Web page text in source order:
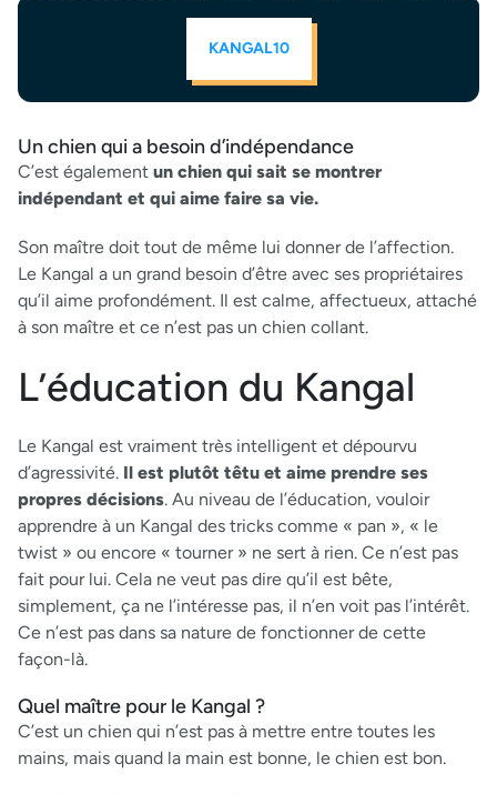
KANGAL10
Un chien qui a besoin d’indépendance
C’est également un chien qui sait se montrer
indépendant et qui aime faire sa vie.
Son maître doit tout de même lui donner de l’affection.
Le Kangal a un grand besoin d’être avec ses propriétaires
qu’il aime profondément. Il est calme, affectueux, attaché
à son maître et ce n’est pas un chien collant.
L’éducation du Kangal
Le Kangal est vraiment très intelligent et dépourvu
d’agressivité. Il est plutôt têtu et aime prendre ses
propres décisions. Au niveau de l’éducation, vouloir
apprendre à un Kangal des tricks comme « pan », « le
twist » ou encore « tourner » ne sert à rien. Ce n’est pas
fait pour lui. Cela ne veut pas dire qu’il est bête,
simplement, ça ne l’intéresse pas, il n’en voit pas l’intérêt.
Ce n’est pas dans sa nature de fonctionner de cette
façon-là.
Quel maître pour le Kangal ?
C’est un chien qui n’est pas à mettre entre toutes les
mains, mais quand la main est bonne, le chien est bon.